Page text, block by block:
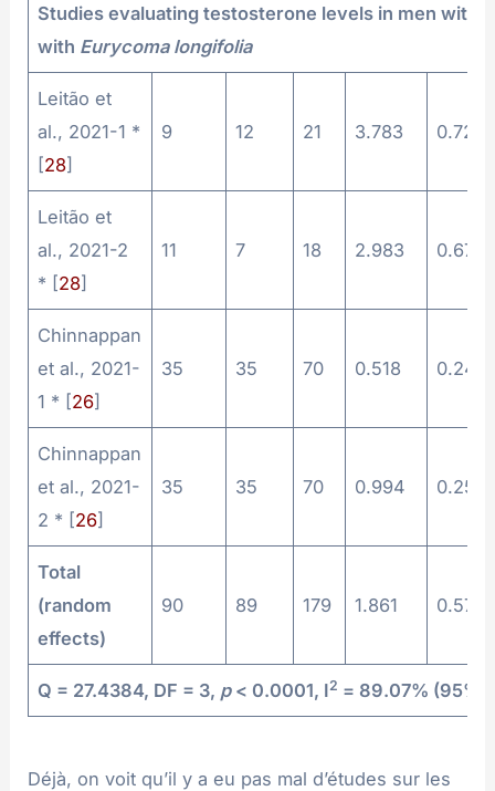
Studies evaluating testosterone levels in men with
with Eurycoma longifolia
Leitão et
al., 2021-1 *
[28]
9 12 21 3.783 0.721
Leitão et
al., 2021-2
* [28]
11 7 18 2.983 0.678
Chinnappan
et al., 2021-
1 * [26]
35 35 70 0.518 0.240
Chinnappan
et al., 2021-
2 * [26]
35 35 70 0.994 0.251
Total
(random
effects)
90 89 179 1.861 0.579
Q = 27.4384, DF = 3, p< 0.0001, I2 = 89.07% (95%
Déjà, on voit qu’il y a eu pas mal d’études sur les